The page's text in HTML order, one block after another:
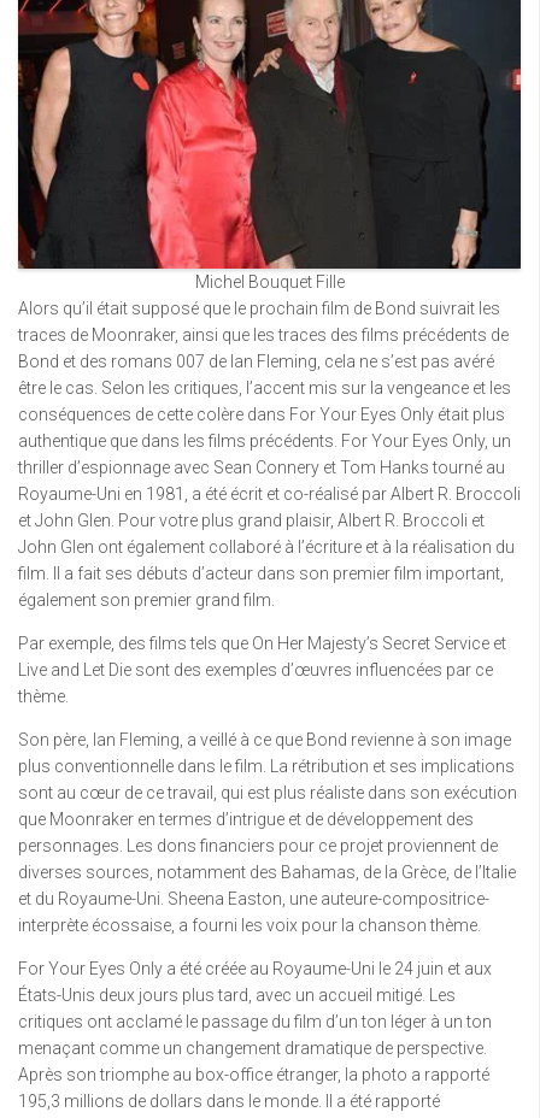
Michel Bouquet Fille
Alors qu’il était supposé que le prochain film de Bond suivrait les
traces de Moonraker, ainsi que les traces des films précédents de
Bond et des romans 007 de Ian Fleming, cela ne s’est pas avéré
être le cas. Selon les critiques, l’accent mis sur la vengeance et les
conséquences de cette colère dans For Your Eyes Only était plus
authentique que dans les films précédents. For Your Eyes Only, un
thriller d’espionnage avec Sean Connery et Tom Hanks tourné au
Royaume-Uni en 1981, a été écrit et co-réalisé par Albert R. Broccoli
et John Glen. Pour votre plus grand plaisir, Albert R. Broccoli et
John Glen ont également collaboré à l’écriture et à la réalisation du
film. Il a fait ses débuts d’acteur dans son premier film important,
également son premier grand film.
Par exemple, des films tels que On Her Majesty’s Secret Service et
Live and Let Die sont des exemples d’œuvres influencées par ce
thème.
Son père, Ian Fleming, a veillé à ce que Bond revienne à son image
plus conventionnelle dans le film. La rétribution et ses implications
sont au cœur de ce travail, qui est plus réaliste dans son exécution
que Moonraker en termes d’intrigue et de développement des
personnages. Les dons financiers pour ce projet proviennent de
diverses sources, notamment des Bahamas, de la Grèce, de l’Italie
et du Royaume-Uni. Sheena Easton, une auteure-compositrice-
interprète écossaise, a fourni les voix pour la chanson thème.
For Your Eyes Only a été créée au Royaume-Uni le 24 juin et aux
États-Unis deux jours plus tard, avec un accueil mitigé. Les
critiques ont acclamé le passage du film d’un ton léger à un ton
menaçant comme un changement dramatique de perspective.
Après son triomphe au box-office étranger, la photo a rapporté
195,3 millions de dollars dans le monde. Il a été rapporté